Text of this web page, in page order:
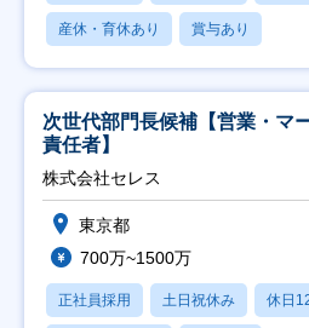
産休・育休あり 賞与あり
次世代部門長候補【営業・マ
責任者】
株式会社セレス
東京都
700万~1500万
正社員採用 土日祝休み 休日